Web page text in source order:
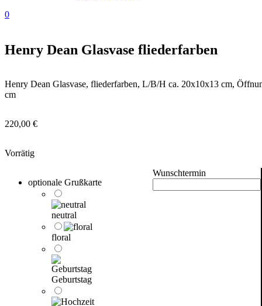
0
Henry Dean Glasvase fliederfarben
Henry Dean Glasvase, fliederfarben, L/B/H ca. 20x10x13 cm,
cm
220,00 €
Vorrätig
optionale Grußkarte
neutral
floral
Geburtstag
Wunschtermin